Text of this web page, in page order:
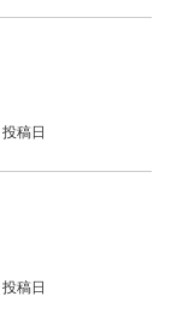
投稿日
投稿日